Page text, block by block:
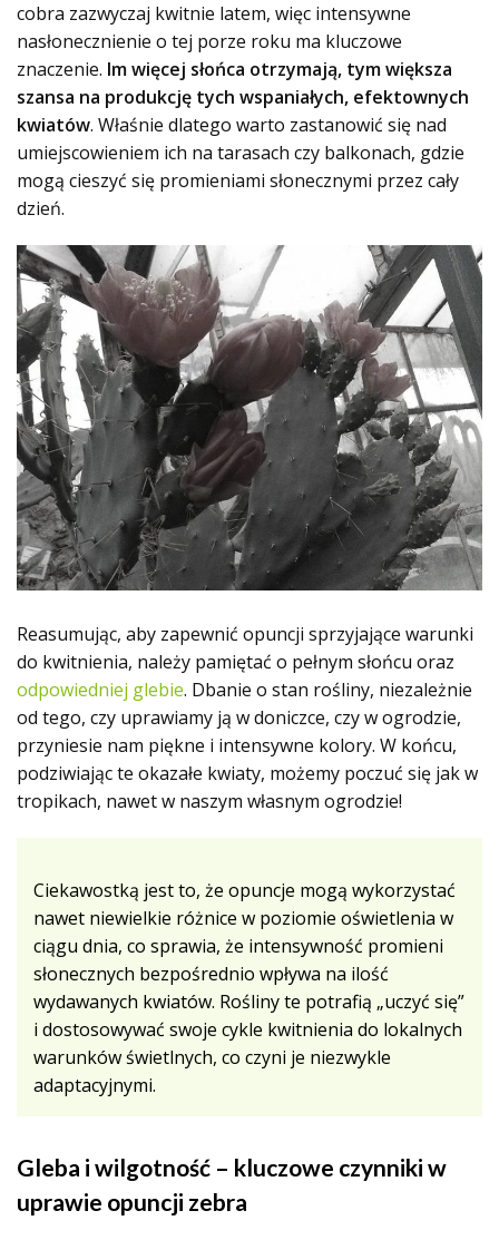
cobra zazwyczaj kwitnie latem, więc intensywne
nasłonecznienie o tej porze roku ma kluczowe
znaczenie. Im więcej słońca otrzymają, tym większa
szansa na produkcję tych wspaniałych, efektownych
kwiatów. Właśnie dlatego warto zastanowić się nad
umiejscowieniem ich na tarasach czy balkonach, gdzie
mogą cieszyć się promieniami słonecznymi przez cały
dzień.
Reasumując, aby zapewnić opuncji sprzyjające warunki
do kwitnienia, należy pamiętać o pełnym słońcu oraz
odpowiedniej glebie. Dbanie o stan rośliny, niezależnie
od tego, czy uprawiamy ją w doniczce, czy w ogrodzie,
przyniesie nam piękne i intensywne kolory. W końcu,
podziwiając te okazałe kwiaty, możemy poczuć się jak w
tropikach, nawet w naszym własnym ogrodzie!
Ciekawostką jest to, że opuncje mogą wykorzystać
nawet niewielkie różnice w poziomie oświetlenia w
ciągu dnia, co sprawia, że intensywność promieni
słonecznych bezpośrednio wpływa na ilość
wydawanych kwiatów. Rośliny te potrafią „uczyć się”
i dostosowywać swoje cykle kwitnienia do lokalnych
warunków świetlnych, co czyni je niezwykle
adaptacyjnymi.
Gleba i wilgotność – kluczowe czynniki w
uprawie opuncji zebra